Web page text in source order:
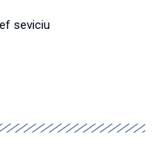
seviciu